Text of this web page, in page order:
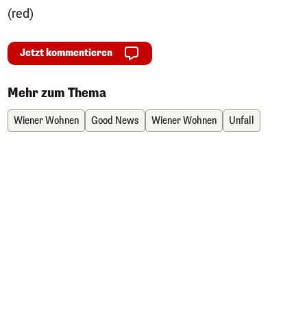
(red)
Jetzt kommentieren
Mehr zum Thema
Wiener Wohnen Good News Wiener Wohnen Unfall